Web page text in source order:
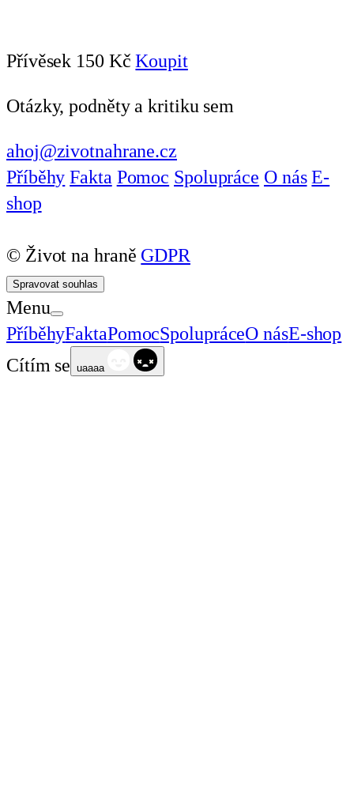
Přívěsek 150 Kč Koupit
Otázky, podněty a kritiku sem
ahoj@zivotnahrane.cz
Příběhy Fakta Pomoc Spolupráce O nás E-
shop
© Život na hraně GDPR
Spravovat souhlas
Menu
PříběhyFaktaPomocSpolupráceO násE-shop
Cítím se
uaaaa